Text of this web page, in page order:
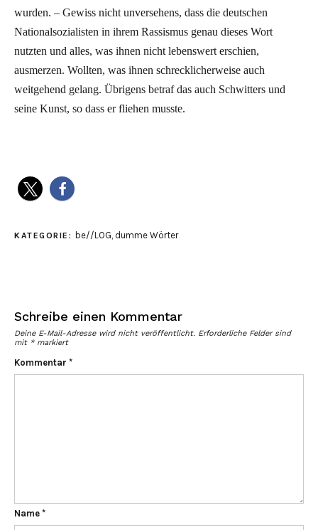
wurden. – Gewiss nicht unversehens, dass die deutschen
Nationalsozialisten in ihrem Rassismus genau dieses Wort
nutzten und alles, was ihnen nicht lebenswert erschien,
ausmerzen. Wollten, was ihnen schrecklicherweise auch
weitgehend gelang. Übrigens betraf das auch Schwitters und
seine Kunst, so dass er fliehen musste.
KATEGORIE: be//LOG dumme Wörter
Schreibe einen Kommentar
Deine E-Mail-Adresse wird nicht veröffentlicht. Erforderliche Felder sind
mit *markiert
Kommentar *
Name *